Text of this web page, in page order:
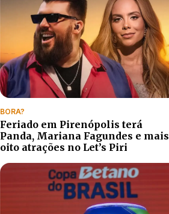
BORA?
Feriado em Pirenópolis terá
Panda, Mariana Fagundes e mais
oito atrações no Let’s Piri